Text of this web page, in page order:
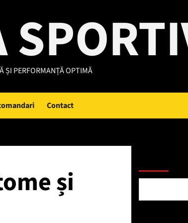
ȘI PERFORMANȚĂ OPTIMĂ
Contact
și